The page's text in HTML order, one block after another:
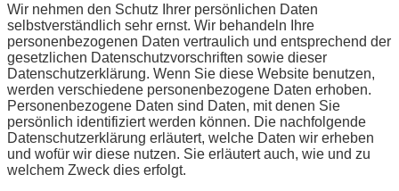
Wir nehmen den Schutz Ihrer persönlichen Daten
selbstverständlich sehr ernst. Wir behandeln Ihre
personenbezogenen Daten vertraulich und entsprechend der
gesetzlichen Datenschutzvorschriften sowie dieser
Datenschutzerklärung. Wenn Sie diese Website benutzen,
werden verschiedene personenbezogene Daten erhoben.
Personenbezogene Daten sind Daten, mit denen Sie
persönlich identifiziert werden können. Die nachfolgende
Datenschutzerklärung erläutert, welche Daten wir erheben
und wofür wir diese nutzen. Sie erläutert auch, wie und zu
welchem Zweck dies erfolgt.